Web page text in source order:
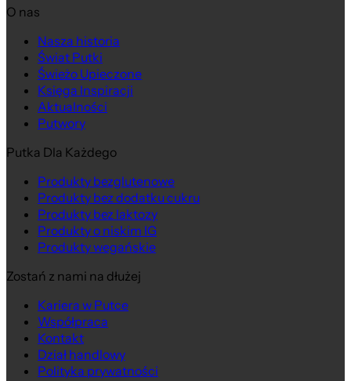
O nas
Nasza historia
Świat Putki
Świeżo Upieczone
Księga Inspiracji
Aktualności
Putwory
Putka Dla Każdego
Produkty bezglutenowe
Produkty bez dodatku cukru
Produkty bez laktozy
Produkty o niskim IG
Produkty wegańskie
Zostań z nami na dłużej
Kariera w Putce
Współpraca
Kontakt
Dział handlowy
Polityka prywatności